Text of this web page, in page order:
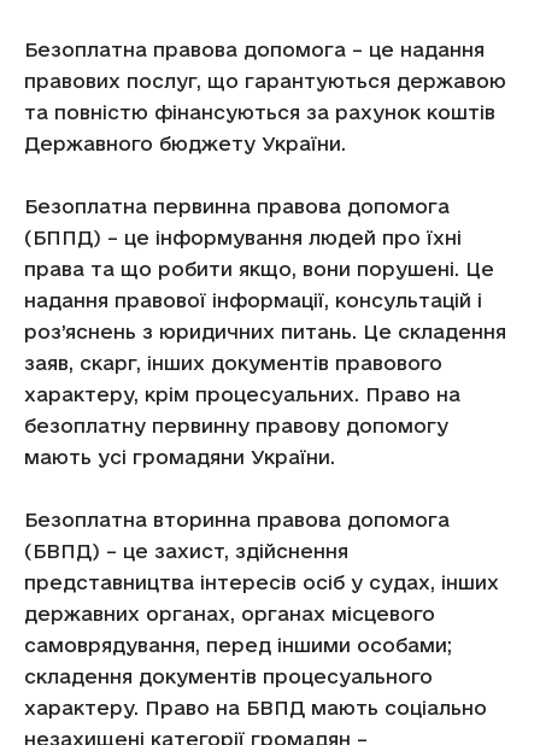
Безоплатна правова допомога – це надання
правових послуг, що гарантуються державою
та повністю фінансуються за рахунок коштів
Державного бюджету України.
Безоплатна первинна правова допомога
(БППД) – це інформування людей про їхні
права та що робити якщо, вони порушені. Це
надання правової інформації, консультацій і
роз’яснень з юридичних питань. Це складення
заяв, скарг, інших документів правового
характеру, крім процесуальних. Право на
безоплатну первинну правову допомогу
мають усі громадяни України.
Безоплатна вторинна правова допомога
(БВПД) – це захист, здійснення
представництва інтересів осіб у судах, інших
державних органах, органах місцевого
самоврядування, перед іншими особами;
складення документів процесуального
характеру. Право на БВПД мають соціально
незахищені категорії громадян –